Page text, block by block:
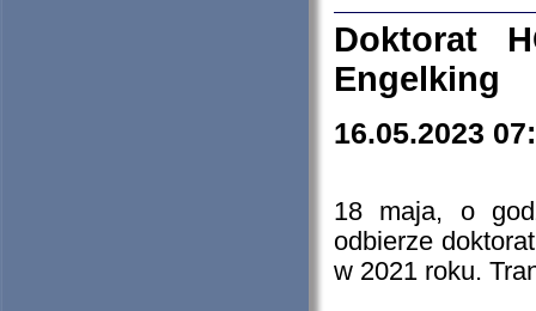
Doktorat
Engelking
16.05.2023
18 maja, o
odbierze
w 2021 roku.